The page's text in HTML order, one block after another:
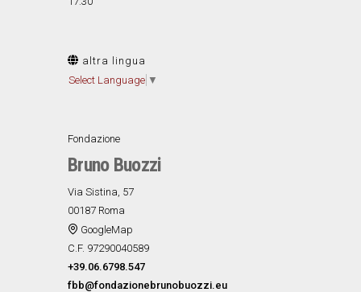
altra lingua
Select Language ▼
Fondazione
Bruno Buozzi
Via Sistina, 57
00187 Roma
GoogleMap
C.F. 97290040589
+39.06.6798.547
fbb@fondazionebrunobuozzi.eu